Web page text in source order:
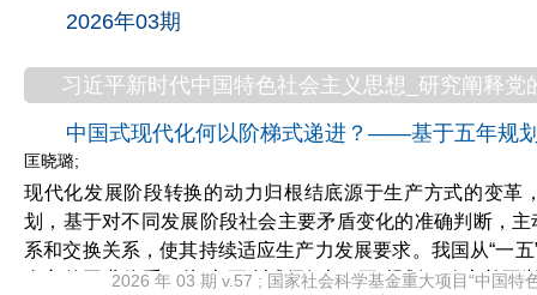
2026年03期
习近平新时代中国特色社会主义思想_研究阐释党
中国式现代化何以阶梯式递进？——基于五年规
匡晓璐;
现代化发展阶段转换的动力归根结底源于生产方式的变革
划，基于对不同发展阶段社会主要矛盾变化的准确判断，
系和交换关系，使其持续适应生产力发展要求。我国从“一
自主的工业体系；从“六五”计划到“十二五”规划，确立并
2026 年 03 期 v.57 ; 国家社会科学基金重大项目“中国特